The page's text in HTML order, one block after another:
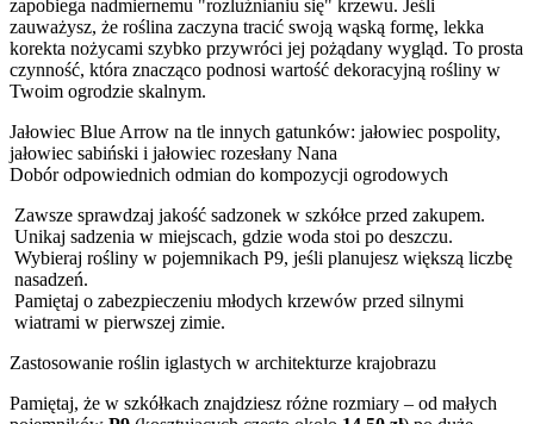
zapobiega nadmiernemu "rozluźnianiu się" krzewu. Jeśli
zauważysz, że roślina zaczyna tracić swoją wąską formę, lekka
korekta nożycami szybko przywróci jej pożądany wygląd. To prosta
czynność, która znacząco podnosi wartość dekoracyjną rośliny w
Twoim ogrodzie skalnym.
Jałowiec Blue Arrow na tle innych gatunków: jałowiec pospolity,
jałowiec sabiński i jałowiec rozesłany Nana
Dobór odpowiednich odmian do kompozycji ogrodowych
Zawsze sprawdzaj jakość sadzonek w szkółce przed zakupem.
Unikaj sadzenia w miejscach, gdzie woda stoi po deszczu.
Wybieraj rośliny w pojemnikach P9, jeśli planujesz większą liczbę
nasadzeń.
Pamiętaj o zabezpieczeniu młodych krzewów przed silnymi
wiatrami w pierwszej zimie.
Zastosowanie roślin iglastych w architekturze krajobrazu
Pamiętaj, że w szkółkach znajdziesz różne rozmiary – od małych